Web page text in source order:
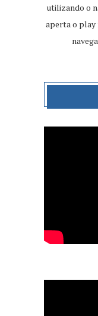
utilizando o
aperta o play